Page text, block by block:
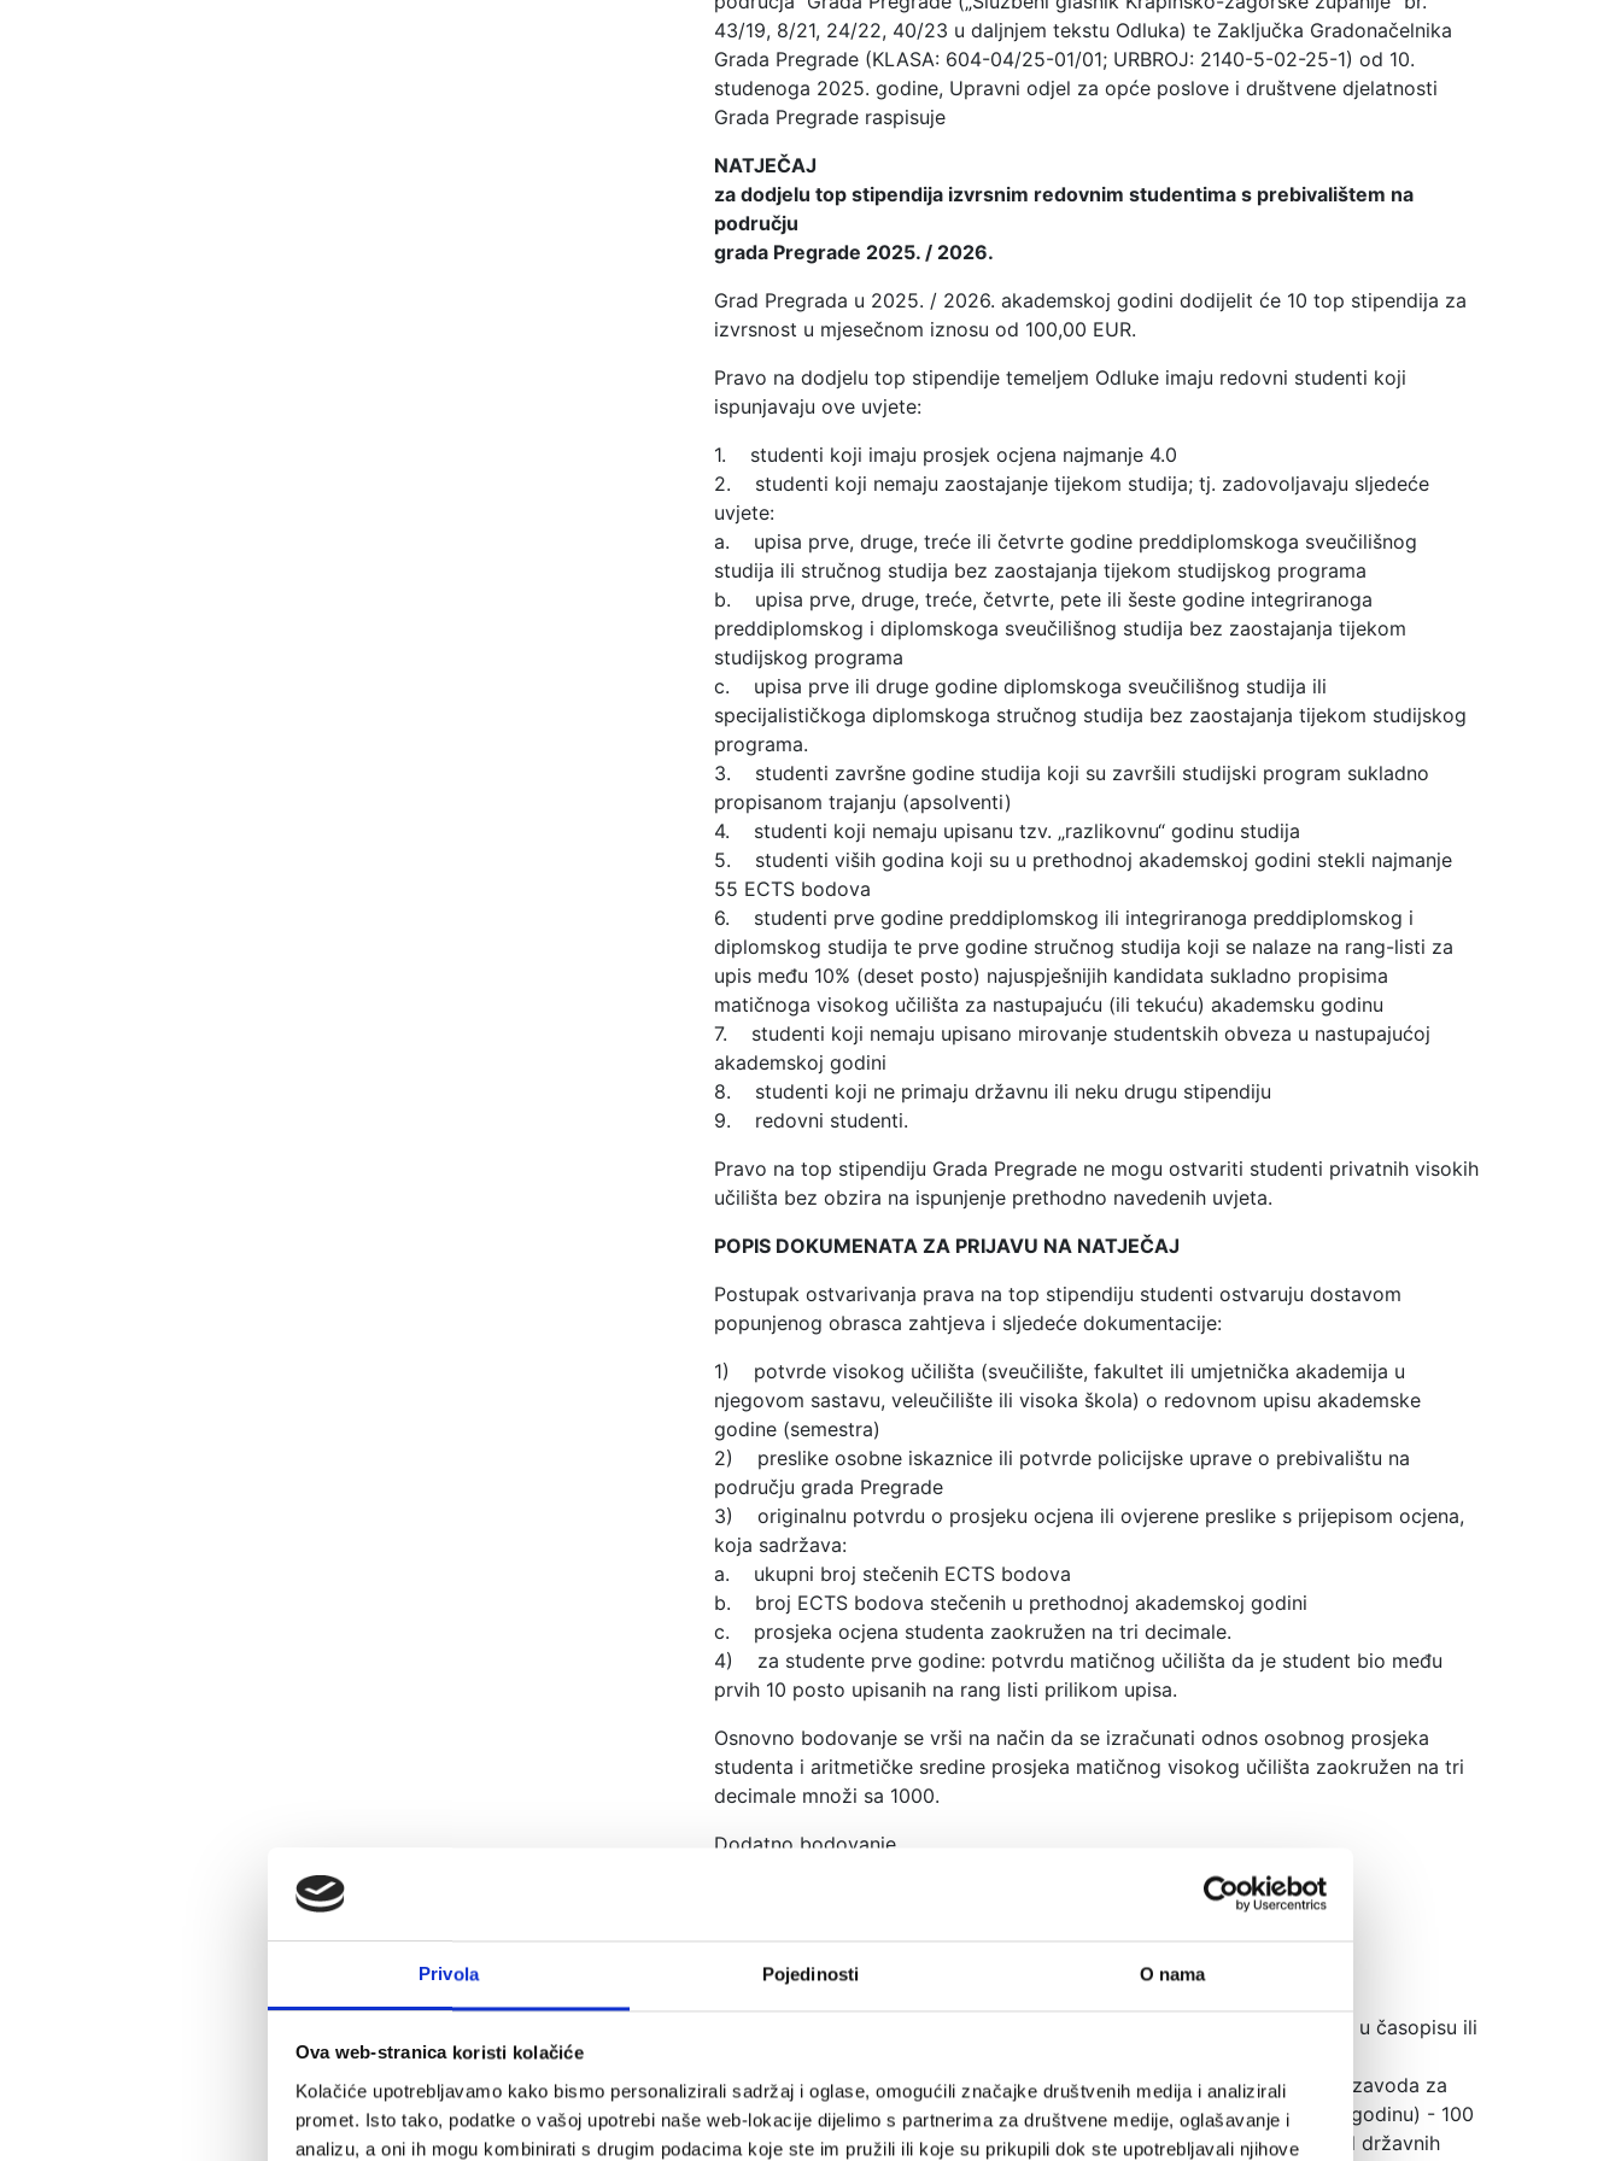
Privola Pojedinosti O nama
Ova web-stranica koristi kolačiće
Kolačiće upotrebljavamo kako bismo personalizirali sadržaj i oglase, omogućili značajke društvenih medija i analizirali
promet. Isto tako, podatke o vašoj upotrebi naše web-lokacije dijelimo s partnerima za društvene medije, oglašavanje i
analizu, a oni ih mogu kombinirati s drugim podacima koje ste im pružili ili koje su prikupili dok ste upotrebljavali njihove
43/19, 8/21, 24/22, 40/23 u daljnjem tekstu Odluka) te Zaključka Gradonačelnika
Grada Pregrade (KLASA: 604-04/25-01/01; URBROJ: 2140-5-02-25-1) od 10.
studenoga 2025. godine, Upravni odjel za opće poslove i društvene djelatnosti
Grada Pregrade raspisuje
NATJEČAJ
za dodjelu top stipendija izvrsnim redovnim studentima s prebivalištem na
području
grada Pregrade 2025. / 2026.
Grad Pregrada u 2025. / 2026. akademskoj godini dodijelit će 10 top stipendija za
izvrsnost u mjesečnom iznosu od 100,00 EUR.
Pravo na dodjelu top stipendije temeljem Odluke imaju redovni studenti koji
ispunjavaju ove uvjete:
1. studenti koji imaju prosjek ocjena najmanje 4.0
2. studenti koji nemaju zaostajanje tijekom studija; tj. zadovoljavaju sljedeće
uvjete:
a. upisa prve, druge, treće ili četvrte godine preddiplomskoga sveučilišnog
studija ili stručnog studija bez zaostajanja tijekom studijskog programa
b. upisa prve, druge, treće, četvrte, pete ili šeste godine integriranoga
preddiplomskog i diplomskoga sveučilišnog studija bez zaostajanja tijekom
studijskog programa
c. upisa prve ili druge godine diplomskoga sveučilišnog studija ili
specijalističkoga diplomskoga stručnog studija bez zaostajanja tijekom studijskog
programa.
3. studenti završne godine studija koji su završili studijski program sukladno
propisanom trajanju (apsolventi)
4. studenti koji nemaju upisanu tzv. „razlikovnu“ godinu studija
5. studenti viših godina koji su u prethodnoj akademskoj godini stekli najmanje
55 ECTS bodova
6. studenti prve godine preddiplomskog ili integriranoga preddiplomskog i
diplomskog studija te prve godine stručnog studija koji se nalaze na rang-listi za
upis među 10% (deset posto) najuspješnijih kandidata sukladno propisima
matičnoga visokog učilišta za nastupajuću (ili tekuću) akademsku godinu
7. studenti koji nemaju upisano mirovanje studentskih obveza u nastupajućoj
akademskoj godini
8. studenti koji ne primaju državnu ili neku drugu stipendiju
9. redovni studenti.
Pravo na top stipendiju Grada Pregrade ne mogu ostvariti studenti privatnih visokih
učilišta bez obzira na ispunjenje prethodno navedenih uvjeta.
POPIS DOKUMENATA ZA PRIJAVU NA NATJEČAJ
Postupak ostvarivanja prava na top stipendiju studenti ostvaruju dostavom
popunjenog obrasca zahtjeva i sljedeće dokumentacije:
1) potvrde visokog učilišta (sveučilište, fakultet ili umjetnička akademija u
njegovom sastavu, veleučilište ili visoka škola) o redovnom upisu akademske
godine (semestra)
2) preslike osobne iskaznice ili potvrde policijske uprave o prebivalištu na
području grada Pregrade
3) originalnu potvrdu o prosjeku ocjena ili ovjerene preslike s prijepisom ocjena,
koja sadržava:
a. ukupni broj stečenih ECTS bodova
b. broj ECTS bodova stečenih u prethodnoj akademskoj godini
c. prosjeka ocjena studenta zaokružen na tri decimale.
4) za studente prve godine: potvrdu matičnog učilišta da je student bio među
prvih 10 posto upisanih na rang listi prilikom upisa.
Osnovno bodovanje se vrši na način da se izračunati odnos osobnog prosjeka
studenta i aritmetičke sredine prosjeka matičnog visokog učilišta zaokružen na tri
decimale množi sa 1000.
Dodatno bodovanje
Dekanova nagrada 150
Sudjelovanje na studenskoj Olimpijadi 75
Objavljivanje znanstvenog ili stručnog rada u autorstvu ili koautorstvu u časopisu ili
Deficitarnost zanimanja (prema listi deficitarnih zanimanja Hrvatskog zavoda za
zapošljavanje za područje Krapinsko-zagorske županije za određenu godinu) - 100
Studenti koji prvi put upisuju prvu godinu studija, a osvojili su neku od državnih